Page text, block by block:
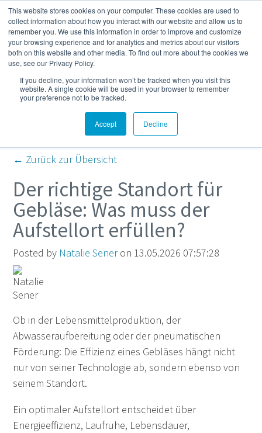
This website stores cookies on your computer. These cookies are used to
collect information about how you interact with our website and allow us to
remember you. We use this information in order to improve and customize
your browsing experience and for analytics and metrics about our visitors
both on this website and other media. To find out more about the cookies we
use, see our Privacy Policy.
If you decline, your information won’t be tracked when you visit this
website. A single cookie will be used in your browser to remember
your preference not to be tracked.
Accept Decline
Mehr
Kompressor- und
Druckluft-Blog
← Zurück zur Übersicht
Der richtige Standort für
Gebläse: Was muss der
Aufstellort erfüllen?
Posted by Natalie Seneron 13.05.2026 07:57:28
Ob in der Lebensmittelproduktion, der
Abwasseraufbereitung oder der pneumatischen
Förderung: Die Effizienz eines Gebläses hängt nicht
nur von seiner Technologie ab, sondern ebenso von
seinem Standort.
Ein optimaler Aufstellort entscheidet über
Energieeffizienz, Laufruhe, Lebensdauer,